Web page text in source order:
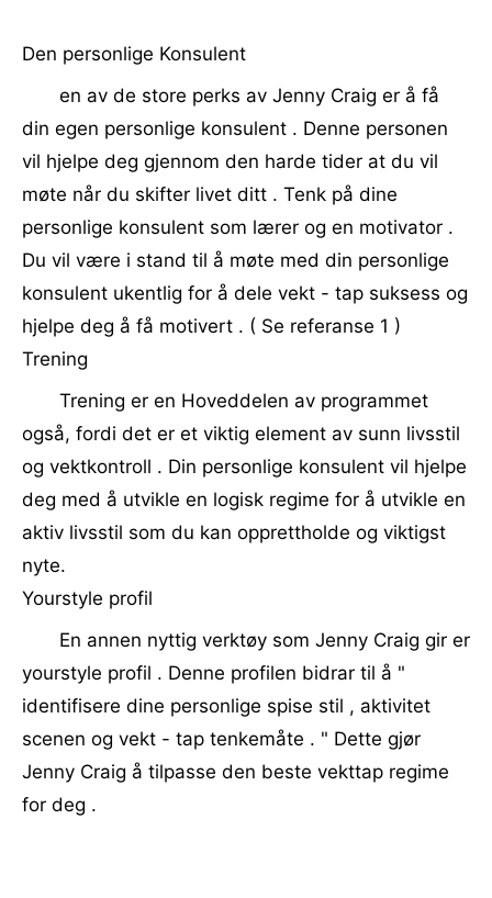
Den personlige Konsulent
en av de store perks av Jenny Craig er å få
din egen personlige konsulent . Denne personen
vil hjelpe deg gjennom den harde tider at du vil
møte når du skifter livet ditt . Tenk på dine
personlige konsulent som lærer og en motivator .
Du vil være i stand til å møte med din personlige
konsulent ukentlig for å dele vekt - tap suksess og
hjelpe deg å få motivert . ( Se referanse 1 )
Trening
Trening er en Hoveddelen av programmet
også, fordi det er et viktig element av sunn livsstil
og vektkontroll . Din personlige konsulent vil hjelpe
deg med å utvikle en logisk regime for å utvikle en
aktiv livsstil som du kan opprettholde og viktigst
nyte.
Yourstyle profil
En annen nyttig verktøy som Jenny Craig gir er
yourstyle profil . Denne profilen bidrar til å "
identifisere dine personlige spise stil , aktivitet
scenen og vekt - tap tenkemåte . " Dette gjør
Jenny Craig å tilpasse den beste vekttap regime
for deg .